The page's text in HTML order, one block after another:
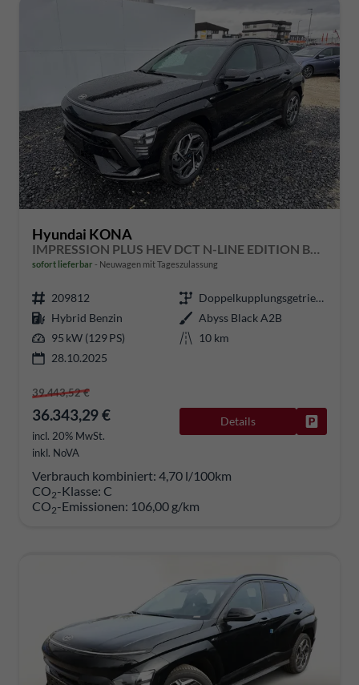
Hyundai KONA
IMPRESSION PLUS HEV DCT N-LINE EDITION BOSE 360 NAVI SHZ
sofort lieferbar Neuwagen mit Tageszulassung
209812
Doppelkupplungsgetriebe (DSG)
Hybrid Benzin
Abyss Black A2B
95 kW (129 PS)
10 km
28.10.2025
39.443,52 €
36.343,29 €
incl. 20% MwSt.
inkl. NoVA
Details
Verbrauch kombiniert: 4,70 l/100km
CO2-Klasse: C
CO2-Emissionen: 106,00 g/km